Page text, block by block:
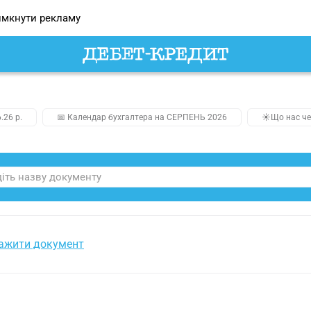
рекламу
р. 📅 Календар бухгалтера на СЕРПЕНЬ 2026 ☀️Що нас
документ